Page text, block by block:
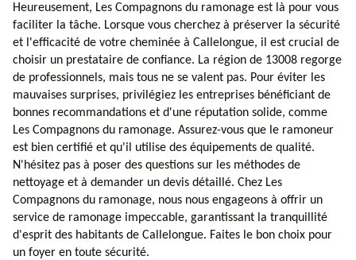
Heureusement, Les Compagnons du ramonage est là pour vous
faciliter la tâche. Lorsque vous cherchez à préserver la sécurité
et l'efficacité de votre cheminée à Callelongue, il est crucial de
choisir un prestataire de confiance. La région de 13008 regorge
de professionnels, mais tous ne se valent pas. Pour éviter les
mauvaises surprises, privilégiez les entreprises bénéficiant de
bonnes recommandations et d'une réputation solide, comme
Les Compagnons du ramonage. Assurez-vous que le ramoneur
est bien certifié et qu'il utilise des équipements de qualité.
N'hésitez pas à poser des questions sur les méthodes de
nettoyage et à demander un devis détaillé. Chez Les
Compagnons du ramonage, nous nous engageons à offrir un
service de ramonage impeccable, garantissant la tranquillité
d'esprit des habitants de Callelongue. Faites le bon choix pour
un foyer en toute sécurité.